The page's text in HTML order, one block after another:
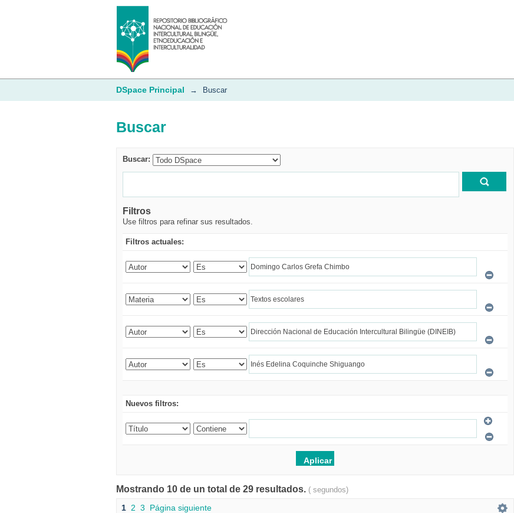
Buscar
DSpace Principal → Buscar
Buscar
Buscar:
Filtros
Use filtros para refinar sus resultados.
Filtros actuales:
Nuevos filtros:
Mostrando 10 de un total de 29 resultados. ( segundos)
1 2 3 Página siguiente